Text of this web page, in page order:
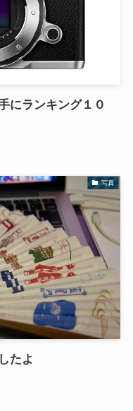
にランキング１０
写真
たよ